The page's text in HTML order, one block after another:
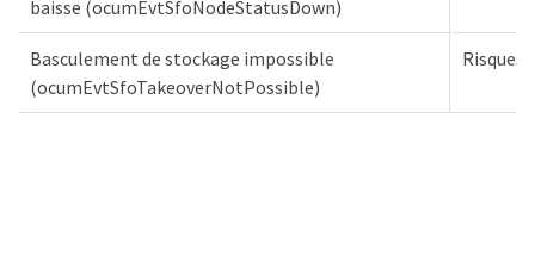
baisse (ocumEvtSfoNodeStatusDown)
Basculement de stockage impossible
(ocumEvtSfoTakeoverNotPossible)
Risques